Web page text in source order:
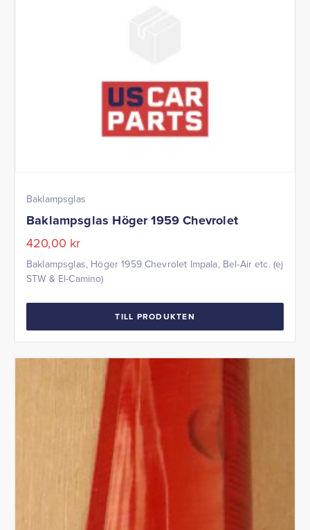
Baklampsglas
Baklampsglas Höger 1959 Chevrolet
420,00 kr
Baklampsglas, Höger 1959 Chevrolet Impala, Bel-Air etc. (ej
STW & El-Camino)
TILL PRODUKTEN